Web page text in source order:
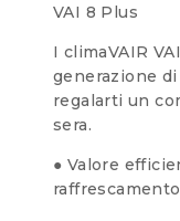
VAI 8 Plus
I climaVAIR
generazione
regalarti un
sera.
● Valore